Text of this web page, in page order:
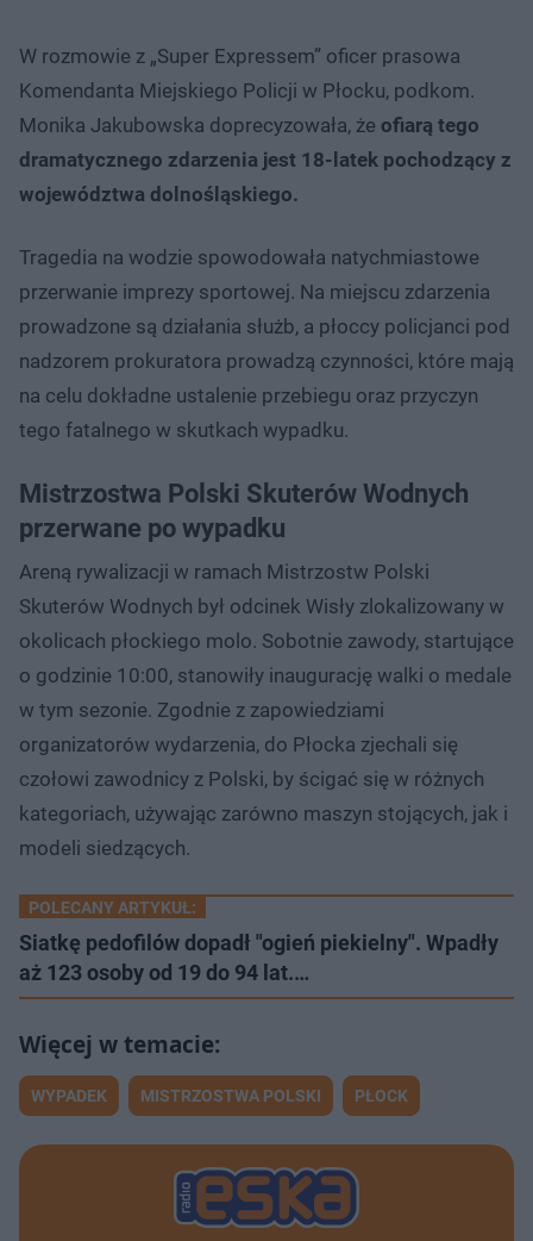
W rozmowie z „Super Expressem” oficer prasowa
Komendanta Miejskiego Policji w Płocku, podkom.
Monika Jakubowska doprecyzowała, że ofiarą tego
dramatycznego zdarzenia jest 18-latek pochodzący z
województwa dolnośląskiego.
Tragedia na wodzie spowodowała natychmiastowe
przerwanie imprezy sportowej. Na miejscu zdarzenia
prowadzone są działania służb, a płoccy policjanci pod
nadzorem prokuratora prowadzą czynności, które mają
na celu dokładne ustalenie przebiegu oraz przyczyn
tego fatalnego w skutkach wypadku.
Mistrzostwa Polski Skuterów Wodnych
przerwane po wypadku
Areną rywalizacji w ramach Mistrzostw Polski
Skuterów Wodnych był odcinek Wisły zlokalizowany w
okolicach płockiego molo. Sobotnie zawody, startujące
o godzinie 10:00, stanowiły inaugurację walki o medale
w tym sezonie. Zgodnie z zapowiedziami
organizatorów wydarzenia, do Płocka zjechali się
czołowi zawodnicy z Polski, by ścigać się w różnych
kategoriach, używając zarówno maszyn stojących, jak i
modeli siedzących.
POLECANY ARTYKUŁ:
Siatkę pedofilów dopadł "ogień piekielny". Wpadły
aż 123 osoby od 19 do 94 lat.…
WYPADEK MISTRZOSTWA POLSKI PŁOCK